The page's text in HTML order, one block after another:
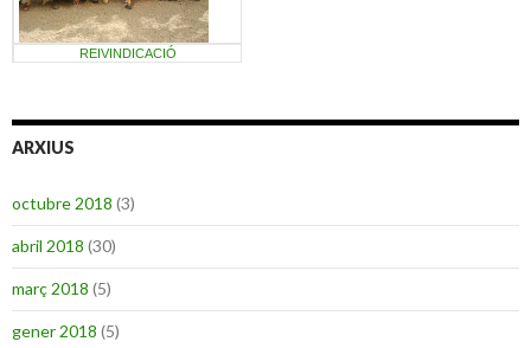
REIVINDICACIÓ
ARXIUS
octubre 2018 (3)
abril 2018 (30)
març 2018 (5)
gener 2018 (5)